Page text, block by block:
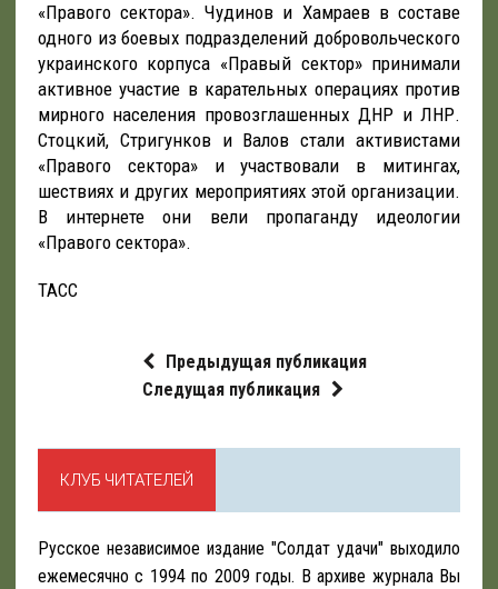
«Правого сектора». Чудинов и Хамраев в составе
одного из боевых подразделений добровольческого
украинского корпуса «Правый сектор» принимали
активное участие в карательных операциях против
мирного населения провозглашенных ДНР и ЛНР.
Стоцкий, Стригунков и Валов стали активистами
«Правого сектора» и участвовали в митингах,
шествиях и других мероприятиях этой организации.
В интернете они вели пропаганду идеологии
«Правого сектора».
ТАСС
Предыдущая публикация
Следущая публикация
КЛУБ ЧИТАТЕЛЕЙ
Русское независимое издание "Солдат удачи" выходило
ежемесячно с 1994 по 2009 годы. В архиве журнала Вы